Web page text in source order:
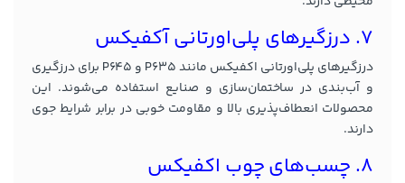
7. درزگیرهای پلی‌اورتانی آکفیکس
درزگیرهای پلی‌اورتانی اکفیکس مانند P635 و P645 برای درزگیری
و آب‌بندی در ساختمان‌سازی و صنایع استفاده می‌شوند. این
محصولات انعطاف‌پذیری بالا و مقاومت خوبی در برابر شرایط جوی
دارند.
8. چسب‌های چوب اکفیکس